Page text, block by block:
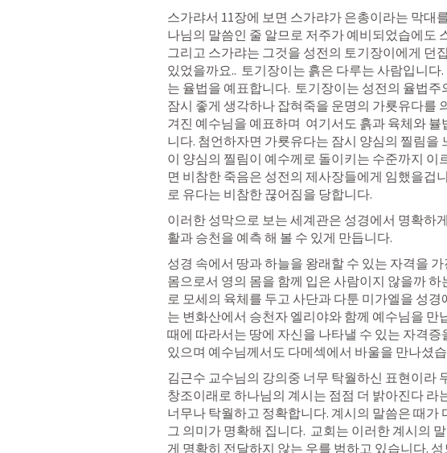
스가랴서 11장에 보면 스가랴가 은총이라는 막대
나님의 말씀인 줄 알므로 저주가 예비되었습에도
그리고 스가랴는 그것을 성전의 토기장이에게 던
있었을까요..  토기장이는 흙은 다루는 사람입니다
는 율법을 예표합니다.  토기장이는 성전의 율법
잠시 좋게 생각하나 잡혀죽을 운명의 가룟유다를
겨진 예수님을 예표하며  여기서도 흙과 육체와
니다. 첨언하자면 가룟유다는 잠시 양심의 찔림을
이 양심의 찔림이 예수께로 돌이키는 수준까지 이
면 비참한 죽음은 성전의 제사장들에게 임했을겁
로 유다는 비참한 끊어짐을 당합니다.
이러한 성막으로 보는 세계관은 성경에서 명확하
활과 승천을 예측 해 볼 수 있게 만듭니다.
성경 속에서 땅과 하늘을 왕래할 수 있는 자격을
몸으로서 영의 몸을 함께 입은 사람이지 않을까
로 모세의 육체를 두고 사단과 다툰 미가엘을 성경
는 변화산에서 승천자 엘리야와 함께 예수님을 만
때에 따라서는 땅에 자신을 나타낼 수 있는 자격증
있으며 예수님께서도 다메섹에서 바울을 만나셨
김근수 교수님의 강의중 너무 탁월하신 표현이라
창조이래로 하나님의 계시는 점점 더 밝아진다 라
너무나 탁월하고 정확합니다. 계시의 말씀은 때가
그 의미가 명확해 집니다.  교회는 이러한 계시의
게 명확히 전달하지 않는 우를 범하고 있습니다.